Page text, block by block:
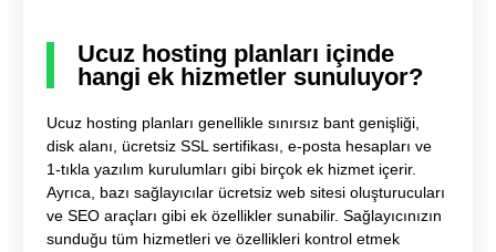
Ucuz hosting planları içinde
hangi ek hizmetler sunuluyor?
Ucuz hosting planları genellikle sınırsız bant genişliği,
disk alanı, ücretsiz SSL sertifikası, e-posta hesapları ve
1-tıkla yazılım kurulumları gibi birçok ek hizmet içerir.
Ayrıca, bazı sağlayıcılar ücretsiz web sitesi oluşturucuları
ve SEO araçları gibi ek özellikler sunabilir. Sağlayıcınızın
sunduğu tüm hizmetleri ve özellikleri kontrol etmek